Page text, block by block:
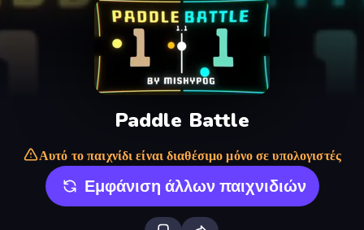
Paddle Battle
Αυτό το παιχνίδι είναι διαθέσιμο μόνο σε υπολογιστές
Εμφάνιση άλλων παιχνιδιών